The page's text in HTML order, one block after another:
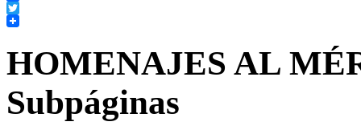
Facebook
Twitter
HOMENAJES AL
Subpáginas